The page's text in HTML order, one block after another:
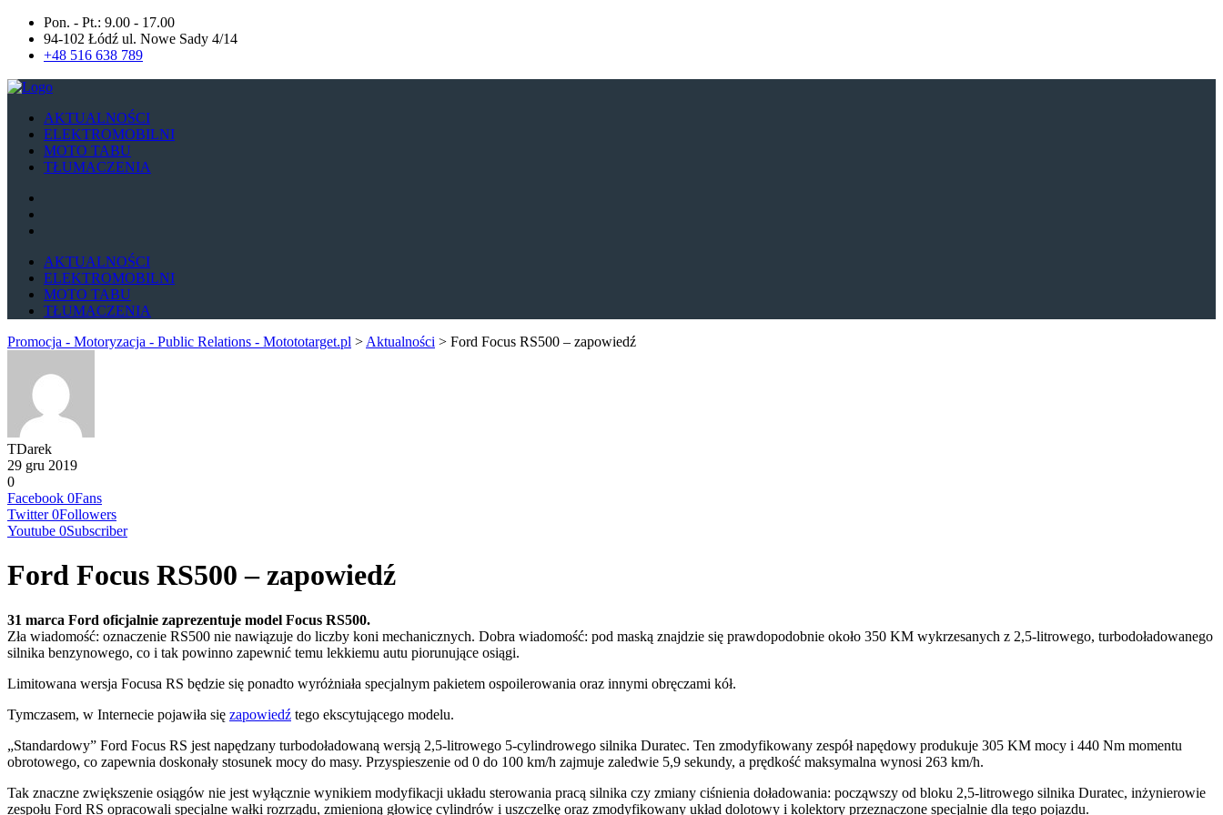
Pon. - Pt.: 9.00 - 17.00
94-102 Łódź ul. Nowe Sady 4/14
+48 516 638 789
AKTUALNOŚCI
ELEKTROMOBILNI
MOTO TABU
TŁUMACZENIA
AKTUALNOŚCI
ELEKTROMOBILNI
MOTO TABU
TŁUMACZENIA
Promocja - Motoryzacja - Public Relations - Motototarget.pl > Aktualności > Ford Focus RS500 – zapowiedź
TDarek
29 gru 2019
0
Facebook 0Fans
Twitter 0Followers
Youtube 0Subscriber
Ford Focus RS500 – zapowiedź
31 marca Ford oficjalnie zaprezentuje model Focus RS500.
Zła wiadomość: oznaczenie RS500 nie nawiązuje do liczby koni mechanicznych. Dobra wiadomość: pod maską znajdzie się prawdopodobnie około 350 KM wykrzesanych z 2,5-litrowego, turbodoładowanego
silnika benzynowego, co i tak powinno zapewnić temu lekkiemu autu piorunujące osiągi.
Limitowana wersja Focusa RS będzie się ponadto wyróżniała specjalnym pakietem ospoilerowania oraz innymi obręczami kół.
Tymczasem, w Internecie pojawiła się zapowiedź tego ekscytującego modelu.
„Standardowy” Ford Focus RS jest napędzany turbodoładowaną wersją 2,5-litrowego 5-cylindrowego silnika Duratec. Ten zmodyfikowany zespół napędowy produkuje 305 KM mocy i 440 Nm momentu
obrotowego, co zapewnia doskonały stosunek mocy do masy. Przyspieszenie od 0 do 100 km/h zajmuje zaledwie 5,9 sekundy, a prędkość maksymalna wynosi 263 km/h.
Tak znaczne zwiększenie osiągów nie jest wyłącznie wynikiem modyfikacji układu sterowania pracą silnika czy zmiany ciśnienia doładowania: począwszy od bloku 2,5-litrowego silnika Duratec, inżynierowie
zespołu Ford RS opracowali specjalne wałki rozrządu, zmienioną głowicę cylindrów i uszczelkę oraz zmodyfikowany układ dolotowy i kolektory przeznaczone specjalnie dla tego pojazdu.